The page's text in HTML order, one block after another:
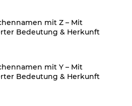
mit Z – Mit
Bedeutung & Herkunft
mit Y – Mit
Bedeutung & Herkunft